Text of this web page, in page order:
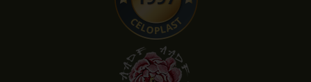
DATE DE CONTACT